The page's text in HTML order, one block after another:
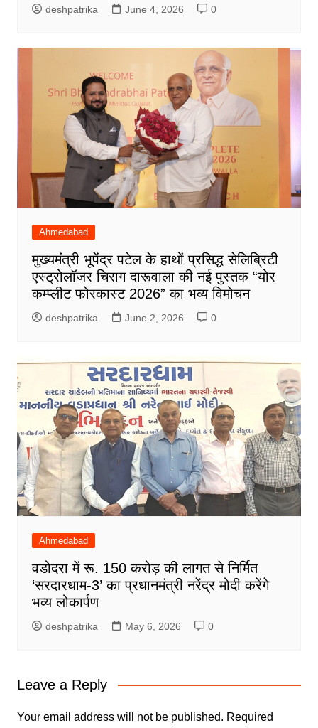
deshpatrika June 4, 2026 0
Ahmedabad
मुख्यमंत्री भूपेंद्र पटेल के हाथों प्रसिद्ध सेलिब्रिटी
एस्ट्रोलॉजर चिराग दारूवाला की नई पुस्तक “योर
कम्प्लीट फोरकास्ट 2026” का भव्य विमोचन
deshpatrika June 2, 2026 0
Ahmedabad
वडोदरा में रू. 150 करोड़ की लागत से निर्मित
‘सरदारधाम-3’ का प्रधानमंत्री नरेंद्र मोदी करेंगे
भव्य लोकार्पण
deshpatrika May 6, 2026 0
Leave a Reply
Your email address will not be published. Required